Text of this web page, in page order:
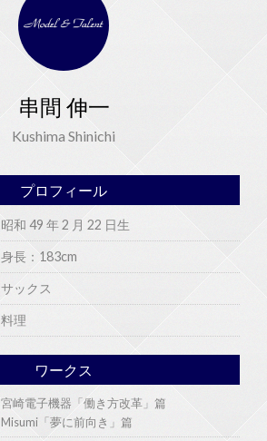
串間 伸一
Kushima Shinichi
プロフィール
昭和 49 年 2 月 22 日生
身長：183cm
サックス
料理
ワークス
宮崎電子機器「働き方改革」篇
Misumi「夢に前向き」篇